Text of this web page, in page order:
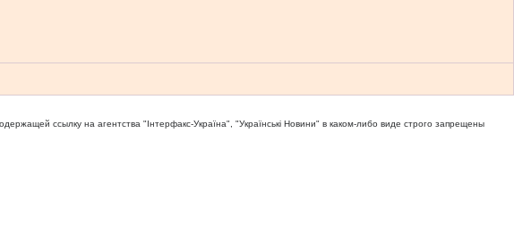
ссылку на агентства "Iнтерфакс-Україна", "Українськi Новини" в каком-либо виде строго запрещены